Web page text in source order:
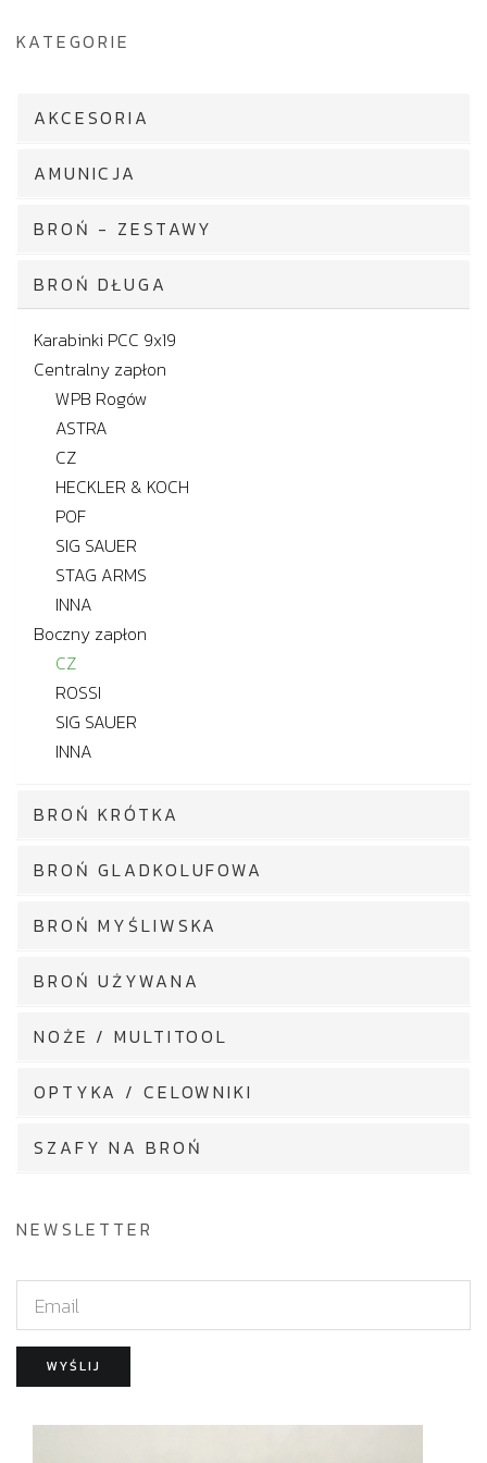
KATEGORIE
AKCESORIA
AMUNICJA
BROŃ - ZESTAWY
BROŃ DŁUGA
Karabinki PCC 9x19
Centralny zapłon
WPB Rogów
ASTRA
CZ
HECKLER & KOCH
POF
SIG SAUER
STAG ARMS
INNA
Boczny zapłon
CZ
ROSSI
SIG SAUER
INNA
BROŃ KRÓTKA
BROŃ GLADKOLUFOWA
BROŃ MYŚLIWSKA
BROŃ UŻYWANA
NOŻE / MULTITOOL
OPTYKA / CELOWNIKI
SZAFY NA BROŃ
NEWSLETTER
m
a
i
WYŚLIJ